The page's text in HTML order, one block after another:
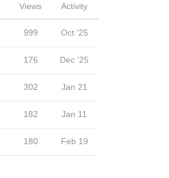
Views Activity
999 Oct '25
176 Dec '25
302 Jan 21
182 Jan 11
180 Feb 19